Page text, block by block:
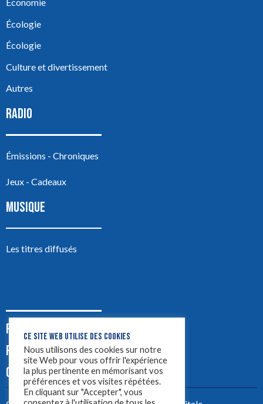
Économie
Écologie
Écologie
Culture et divertissement
Autres
RADIO
Émissions - Chroniques
Jeux - Cadeaux
MUSIQUE
Les titres diffusés
PODCASTS
PUB
CONTACT
CE SITE WEB UTILISE DES COOKIES
Nous utilisons des cookies sur notre
site Web pour vous offrir l'expérience
la plus pertinente en mémorisant vos
préférences et vos visites répétées.
En cliquant sur "Accepter", vous